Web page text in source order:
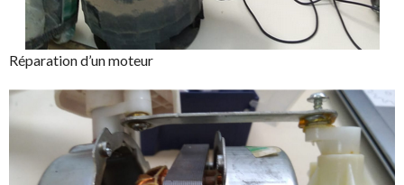
Réparation d’un moteur